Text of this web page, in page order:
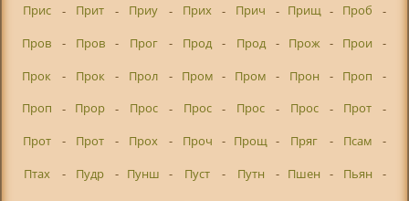
Прис
- Прит - Приу - Прих - Прич - Прищ - Проб
-
Пров
- Пров - Прог - Прод - Прод - Прож - Прои
-
Прок
- Прок - Прол - Пром - Пром - Прон - Проп
-
Проп
- Прор - Прос - Прос - Прос - Прос - Прот
-
Прот
- Прот - Прох - Проч - Прощ - Пряг - Псам
-
Птах
- Пудр - Пунш - Пуст - Путн - Пшен - Пьян
-